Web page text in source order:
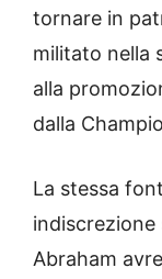
tornare in
militato nella
alla
dalla
La stessa
indiscrezione
Abraham